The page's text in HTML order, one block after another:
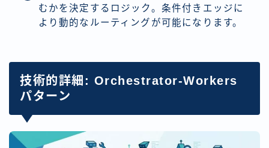
むかを決定するロジック。条件付きエッジに
より動的なルーティングが可能になります。
技術的詳細: Orchestrator-Workers
パターン